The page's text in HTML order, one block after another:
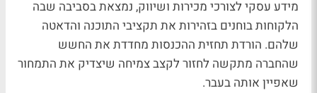
מידע עסקי לצורכי מכירות ושיווק, נמצאת בסביבה שבה
הלקוחות בוחנים בזהירות את תקציבי התוכנה והדאטה
שלהם. הורדת תחזית ההכנסות מחדדת את החשש
שהחברה מתקשה לחזור לקצב צמיחה שיצדיק את התמחור
שאפיין אותה בעבר.